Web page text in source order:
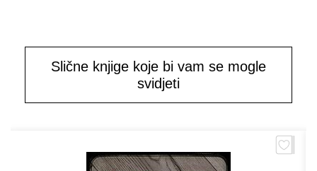
Slične knjige koje bi vam se mogle
svidjeti